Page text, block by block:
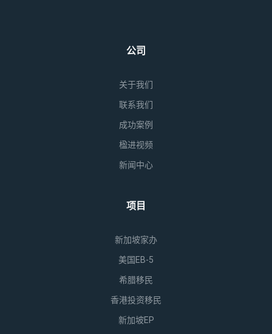
公司
关于我们
联系我们
成功案例
楹进视频
新闻中心
项目
新加坡家办
美国EB-5
希腊移民
香港投资移民
新加坡EP